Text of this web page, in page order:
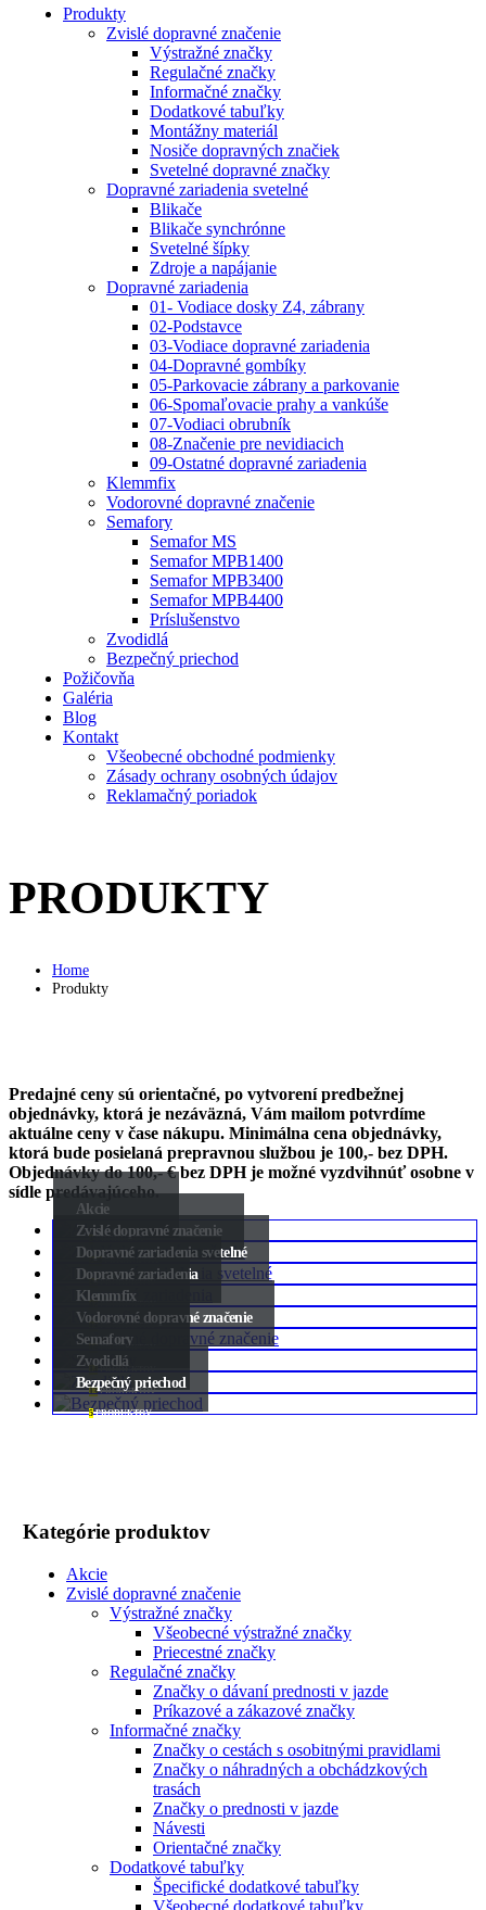
Produkty
Zvislé dopravné značenie
Výstražné značky
Regulačné značky
Informačné značky
Dodatkové tabuľky
Montážny materiál
Nosiče dopravných značiek
Svetelné dopravné značky
Dopravné zariadenia svetelné
Blikače
Blikače synchrónne
Svetelné šípky
Zdroje a napájanie
Dopravné zariadenia
01- Vodiace dosky Z4, zábrany
02-Podstavce
03-Vodiace dopravné zariadenia
04-Dopravné gombíky
05-Parkovacie zábrany a parkovanie
06-Spomaľovacie prahy a vankúše
07-Vodiaci obrubník
08-Značenie pre nevidiacich
09-Ostatné dopravné zariadenia
Klemmfix
Vodorovné dopravné značenie
Semafory
Semafor MS
Semafor MPB1400
Semafor MPB3400
Semafor MPB4400
Príslušenstvo
Zvodidlá
Bezpečný priechod
Požičovňa
Galéria
Blog
Kontakt
Všeobecné obchodné podmienky
Zásady ochrany osobných údajov
Reklamačný poriadok
PRODUKTY
Home
Produkty
Predajné ceny sú orientačné, po vytvorení predbežnej
objednávky, ktorá je nezáväzná, Vám mailom potvrdíme
aktuálne ceny v čase nákupu. Minimálna cena objednávky,
ktorá bude posielaná prepravnou službou je 100,- bez DPH.
Objednávky do 100,- € bez DPH je možné vyzdvihnúť osobne v
sídle predávajúceho.
Akcie
PRODUKTY
Zvislé dopravné značenie
208
Dopravné zariadenia svetelné
32
Dopravné zariadenia
Klemmfix
Vodorovné dopravné značenie
PRODUKTOV
Semafory
Zvodidlá
13PRODUKTOV
Bezpečný priechod
5PRODUKTOV
Kategórie produktov
Akcie
Zvislé dopravné značenie
Výstražné značky
Všeobecné výstražné značky
Priecestné značky
Regulačné značky
Značky o dávaní prednosti v jazde
Príkazové a zákazové značky
Informačné značky
Značky o cestách s osobitnými pravidlami
Značky o náhradných a obchádzkových
trasách
Značky o prednosti v jazde
Návesti
Orientačné značky
Dodatkové tabuľky
Špecifické dodatkové tabuľky
Všeobecné dodatkové tabuľky